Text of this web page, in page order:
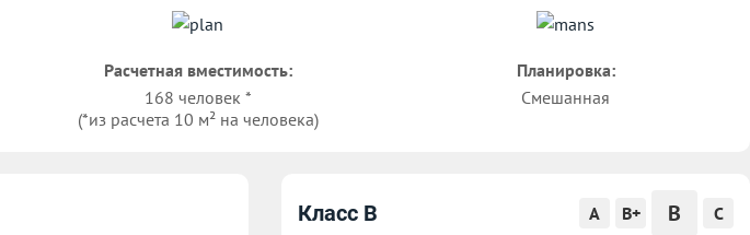
Расчетная вместимость:
168 человек *
(*из расчета 10 м² на человека)
Планировка:
Смешанная
Класс B A B+ B C